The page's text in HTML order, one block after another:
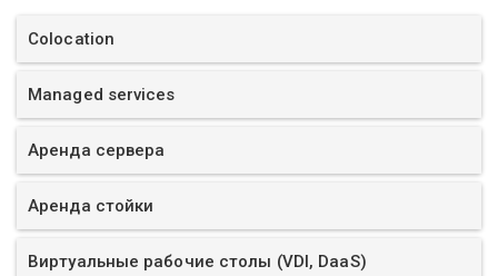
Colocation
Managed services
Аренда сервера
Аренда стойки
Виртуальные рабочие столы (VDI, DaaS)